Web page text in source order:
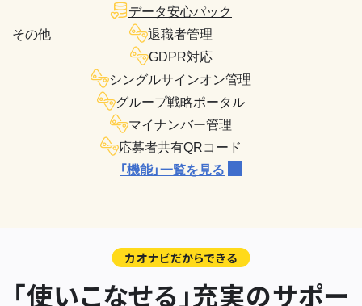
その他
データ安心パック
退職者管理
GDPR対応
シングルサインオン管理
グループ戦略ポータル
マイナンバー管理
応募者共有QRコード
「機能」一覧を見る
カオナビだからできる
「使いこなせる」充実のサポー